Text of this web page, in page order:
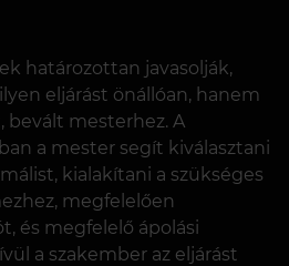
határozottan javasolják,
eljárást önállóan, hanem
bevált mesterhez. A
a mester segít kiválasztani
kialakítani a szükséges
megfelelően
és megfelelő ápolási
a szakember az eljárást